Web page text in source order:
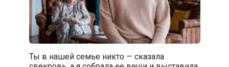
Ты в нашей семье никто — сказала